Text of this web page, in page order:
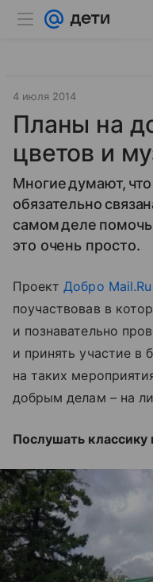
4 июля 2014
Планы на
цветов и
Многие думают,
обязательно
самом деле
это очень просто.
ПроектДобро Mail.Ru
поучаствовав в
и познавательно
и принять участие в
на таких
добрым делам – на
Послушать классику